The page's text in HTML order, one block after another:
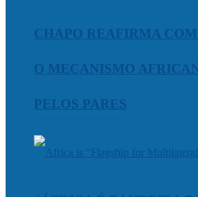
CHAPO REAFIRMA
O MECANISMO
PELOS PARES